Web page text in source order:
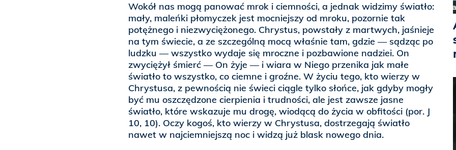
Wokół nas mogą panować mrok i ciemności, a jednak widzimy światło:
mały, maleńki płomyczek jest mocniejszy od mroku, pozornie tak
potężnego i niezwyciężonego. Chrystus, powstały z martwych, jaśnieje
na tym świecie, a ze szczególną mocą właśnie tam, gdzie — sądząc po
ludzku — wszystko wydaje się mroczne i pozbawione nadziei. On
zwyciężył śmierć — On żyje — i wiara w Niego przenika jak małe
światło to wszystko, co ciemne i groźne. W życiu tego, kto wierzy w
Chrystusa, z pewnością nie świeci ciągle tylko słońce, jak gdyby mogły
być mu oszczędzone cierpienia i trudności, ale jest zawsze jasne
światło, które wskazuje mu drogę, wiodącą do życia w obfitości (por. J
10, 10). Oczy kogoś, kto wierzy w Chrystusa, dostrzegają światło
nawet w najciemniejszą noc i widzą już blask nowego dnia.